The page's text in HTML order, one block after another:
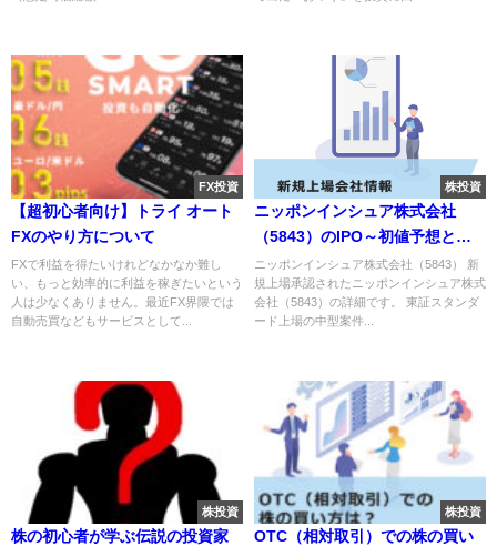
FX投資
【超初心者向け】トライ オート
FXのやり方について
FXで利益を得たいけれどなかなか難し
い、もっと効率的に利益を稼ぎたいという
人は少なくありません。最近FX界隈では
自動売買などもサービスとして...
株投資
ニッポンインシュア株式会社
（5843）のIPO～初値予想と新
規上場情報～
ニッポンインシュア株式会社（5843） 新
規上場承認されたニッポンインシュア株式
会社（5843）の詳細です。 東証スタンダ
ード上場の中型案件...
株投資
株の初心者が学ぶ伝説の投資家
株投資
OTC（相対取引）での株の買い